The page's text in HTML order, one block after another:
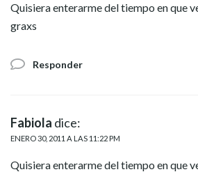
Quisiera enterarme del tiempo en que
graxs
Responder
Fabiola dice:
ENERO 30, 2011 A LAS 11:22 PM
Quisiera enterarme del tiempo en que